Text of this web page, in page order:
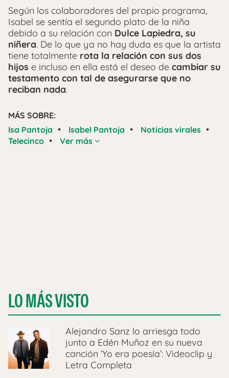
Según los colaboradores del propio programa,
Isabel se sentía el segundo plato de la niña
debido a su relación con Dulce Lapiedra, su
niñera. De lo que ya no hay duda es que la artista
tiene totalmente rota la relación con sus dos
hijos e incluso en ella está el deseo de cambiar su
testamento con tal de asegurarse que no
reciban nada.
MÁS SOBRE:
Isa Pantoja • Isabel Pantoja • Noticias virales •
Telecinco • Ver más
LO MÁS VISTO
Alejandro Sanz lo arriesga todo
junto a Edén Muñoz en su nueva
canción ‘Yo era poesía’: Videoclip y
Letra Completa